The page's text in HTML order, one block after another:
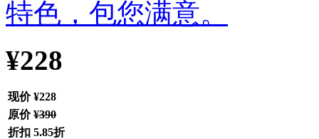
¥228
现价 ¥228
原价 ¥390
折扣 5.85折